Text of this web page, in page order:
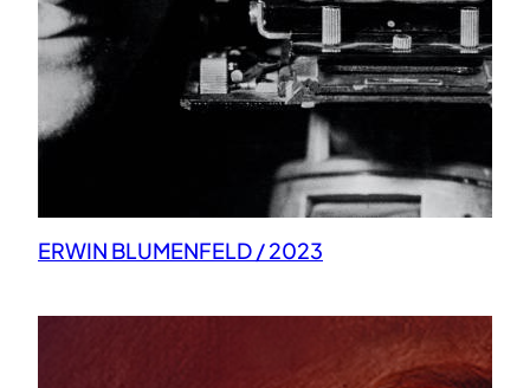
ERWIN BLUMENFELD / 2023